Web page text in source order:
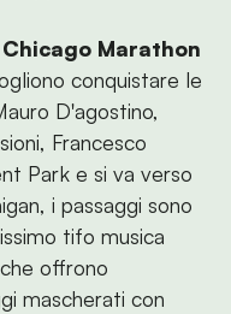
Chicago Marathon
conquistare le
D'agostino,
Francesco
Park e si va verso
i passaggi sono
tifo musica
offrono
mascherati con